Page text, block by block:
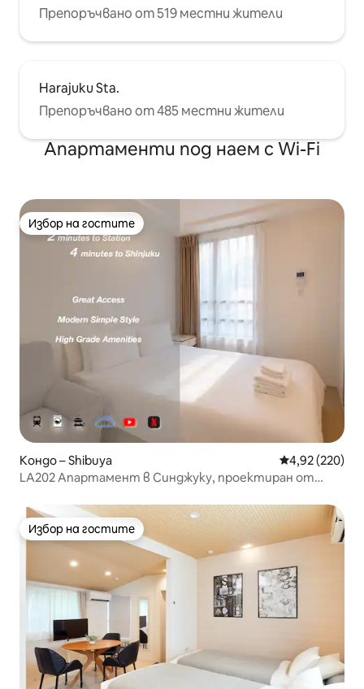
Препоръчвано от 519 местни жители
Harajuku Sta.
Препоръчвано от 485 местни жители
Апартаменти под наем с Wi-Fi
Избор на гостите
Избор на гостите
Кондо – Shibuya Средна
4,92 (220)
LA202 Апартамент в Синджуку, проектиран от
Избор на гостите
Избор на гостите